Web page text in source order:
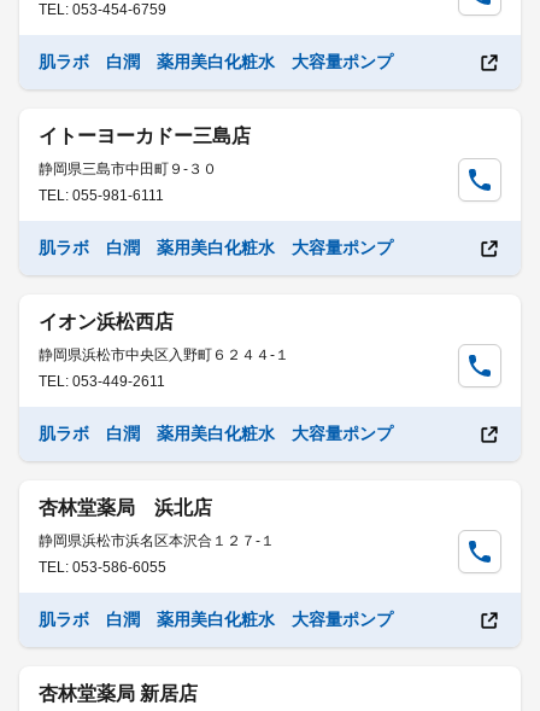
TEL: 053-454-6759
肌ラボ 白潤 薬用美白化粧水 大容量ポンプ
イトーヨーカドー三島店
静岡県三島市中田町９-３０
TEL: 055-981-6111
肌ラボ 白潤 薬用美白化粧水 大容量ポンプ
イオン浜松西店
静岡県浜松市中央区入野町６２４４-１
TEL: 053-449-2611
肌ラボ 白潤 薬用美白化粧水 大容量ポンプ
杏林堂薬局 浜北店
静岡県浜松市浜名区本沢合１２７-１
TEL: 053-586-6055
肌ラボ 白潤 薬用美白化粧水 大容量ポンプ
杏林堂薬局 新居店